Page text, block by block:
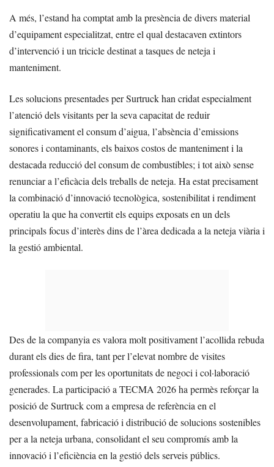
A més, l’estand ha comptat amb la presència de divers material
d’equipament especialitzat, entre el qual destacaven extintors
d’intervenció i un tricicle destinat a tasques de neteja i
manteniment.
Les solucions presentades per Surtruck han cridat especialment
l’atenció dels visitants per la seva capacitat de reduir
significativament el consum d’aigua, l’absència d’emissions
sonores i contaminants, els baixos costos de manteniment i la
destacada reducció del consum de combustibles; i tot això sense
renunciar a l’eficàcia dels treballs de neteja. Ha estat precisament
la combinació d’innovació tecnològica, sostenibilitat i rendiment
operatiu la que ha convertit els equips exposats en un dels
principals focus d’interès dins de l’àrea dedicada a la neteja viària i
la gestió ambiental.
Des de la companyia es valora molt positivament l’acollida rebuda
durant els dies de fira, tant per l’elevat nombre de visites
professionals com per les oportunitats de negoci i col·laboració
generades. La participació a TECMA 2026 ha permès reforçar la
posició de Surtruck com a empresa de referència en el
desenvolupament, fabricació i distribució de solucions sostenibles
per a la neteja urbana, consolidant el seu compromís amb la
innovació i l’eficiència en la gestió dels serveis públics.